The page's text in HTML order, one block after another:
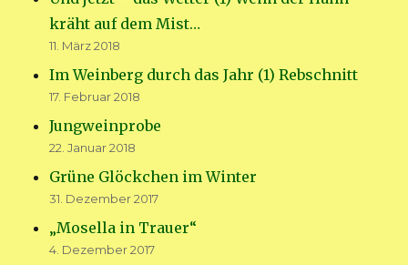
kräht auf dem Mist…
11. März 2018
Im Weinberg durch das Jahr (1) Rebschnitt
17. Februar 2018
Jungweinprobe
22. Januar 2018
Grüne Glöckchen im Winter
31. Dezember 2017
„Mosella in Trauer“
4. Dezember 2017